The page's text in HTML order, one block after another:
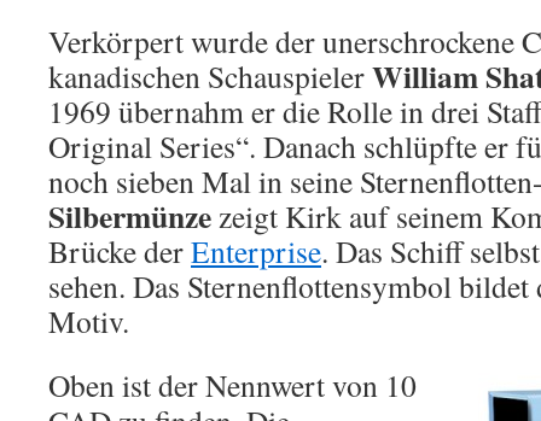
Verkörpert wurde der unerschrockene
kanadischen SchauspielerWilliam
1969 übernahm er die Rolle in drei
Original Series“. Danach schlüpfte er
noch sieben Mal in seine
Silbermünzezeigt Kirk auf seinem
Brücke derEnterprise. Das Schiff
sehen. Das Sternenflottensymbol bildet
Motiv.
Oben ist der Nennwert von 10